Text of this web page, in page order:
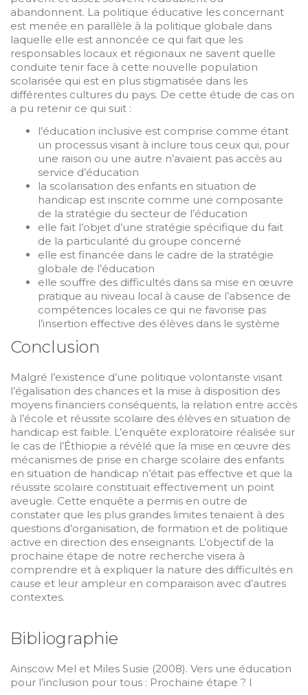
abandonnent. La politique éducative les concernant
est menée en parallèle à la politique globale dans
laquelle elle est annoncée ce qui fait que les
responsables locaux et régionaux ne savent quelle
conduite tenir face à cette nouvelle population
scolarisée qui est en plus stigmatisée dans les
différentes cultures du pays. De cette étude de cas on
a pu retenir ce qui suit :
l’éducation inclusive est comprise comme étant
un processus visant à inclure tous ceux qui, pour
une raison ou une autre n’avaient pas accès au
service d’éducation
la scolarisation des enfants en situation de
handicap est inscrite comme une composante
de la stratégie du secteur de l’éducation
elle fait l’objet d’une stratégie spécifique du fait
de la particularité du groupe concerné
elle est financée dans le cadre de la stratégie
globale de l’éducation
elle souffre des difficultés dans sa mise en œuvre
pratique au niveau local à cause de l’absence de
compétences locales ce qui ne favorise pas
l’insertion effective des élèves dans le système
Conclusion
Malgré l’existence d’une politique volontariste visant
l’égalisation des chances et la mise à disposition des
moyens financiers conséquents, la relation entre accès
à l’école et réussite scolaire des élèves en situation de
handicap est faible. L’enquête exploratoire réalisée sur
le cas de l’Éthiopie a révélé que la mise en œuvre des
mécanismes de prise en charge scolaire des enfants
en situation de handicap n’était pas effective et que la
réussite scolaire constituait effectivement un point
aveugle. Cette enquête a permis en outre de
constater que les plus grandes limites tenaient à des
questions d’organisation, de formation et de politique
active en direction des enseignants. L’objectif de la
prochaine étape de notre recherche visera à
comprendre et à expliquer la nature des difficultés en
cause et leur ampleur en comparaison avec d’autres
contextes.
Bibliographie
Ainscow Mel et Miles Susie (2008). Vers une éducation
pour l’inclusion pour tous : Prochaine étape ? I